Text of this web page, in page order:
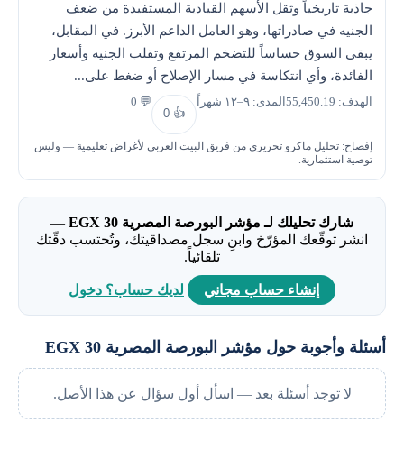
جاذبة تاريخياً وثقل الأسهم القيادية المستفيدة من ضعف
الجنيه في صادراتها، وهو العامل الداعم الأبرز. في المقابل،
يبقى السوق حساساً للتضخم المرتفع وتقلب الجنيه وأسعار
الفائدة، وأي انتكاسة في مسار الإصلاح أو ضغط على...
الهدف: 55,450.19
المدى: ٩–١٢ شهراً
👍
0
💬 0
إفصاح: تحليل ماكرو تحريري من فريق البيت العربي لأغراض تعليمية — وليس
توصية استثمارية.
شارك تحليلك لـ مؤشر البورصة المصرية EGX 30
—
انشر توقّعك المؤرّخ وابنِ سجل مصداقيتك، وتُحتسب دقّتك
تلقائياً.
إنشاء حساب مجاني لديك حساب؟ دخول
أسئلة وأجوبة حول مؤشر البورصة المصرية EGX 30
لا توجد أسئلة بعد — اسأل أول سؤال عن هذا الأصل.